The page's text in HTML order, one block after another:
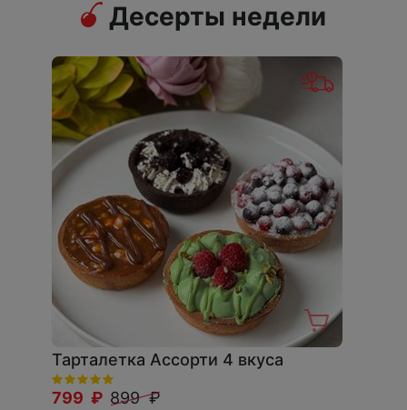
Десерты недели
Тарталетка Ассорти 4 вкуса
799 ₽ 899 ₽